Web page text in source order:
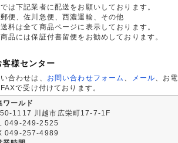
は下記業者に配送をお願いしております。
郵便、佐川急便、西濃運輸、その他
料は全て商品ページに表示しております。
品には保証付書留便をお勧めしております。
客様センター
合わせは、 お問い合わせフォーム メール 、お電
で受け付けております。
ワールド
1117 川越市広栄町17-7-1F
049-249-2525
049-257-4989